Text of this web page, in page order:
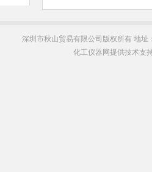
深圳市秋山贸易有限公司版权所有 地址
化工仪器网提供技术支